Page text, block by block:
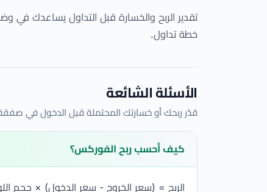
تقدير الربح والخسارة قبل التداول يساعدك في
خطة تداول.
الأسئلة الشائعة
قدّر ربحك أو خسارتك المحتملة قبل الدخول في
كيف أحسب ربح الفوركس؟
الربح = (سعر الخروج - سعر الدخول) × حجم